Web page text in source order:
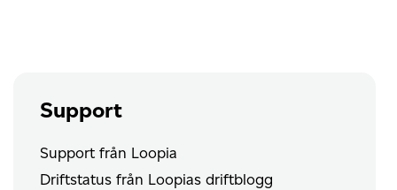
Support
Support från Loopia
Driftstatus från Loopias driftblogg